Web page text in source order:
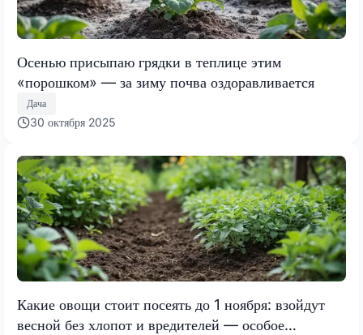
Осенью присыпаю грядки в теплице этим
«порошком» — за зиму почва оздоравливается
Дача
30 октября 2025
Какие овощи стоит посеять до 1 ноября: взойдут
весной без хлопот и вредителей — особое